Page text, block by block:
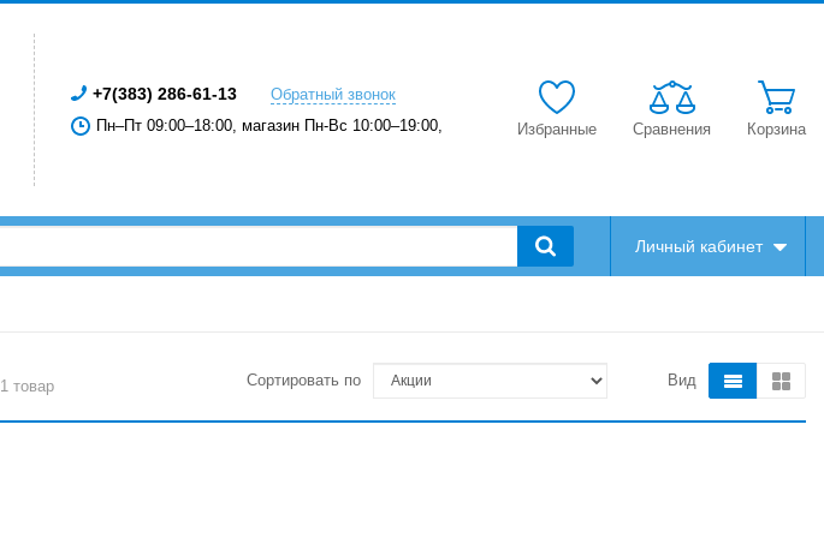
+7(383) 286-61-13
Обратный звонок
Пн–Пт 09:00–18:00, магазин Пн-Вс 10:00–19:00,
Избранные Сравнения Корзина
Личный кабинет
1 товар Сортировать по Вид